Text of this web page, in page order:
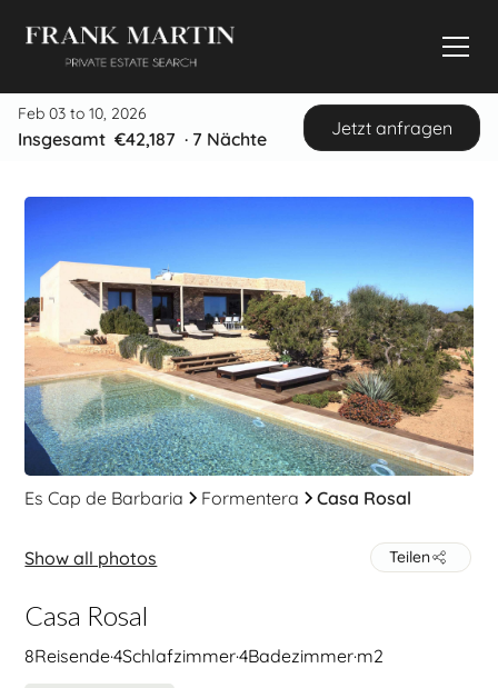
Feb 03 to 10, 2026
Insgesamt €42,187 · 7 Nächte
Jetzt anfragen
Es Cap de Barbaria Formentera Casa Rosal
Show all photos
Casa Rosal
8Reisende·4Schlafzimmer·4Badezimmer·m2
Teilen